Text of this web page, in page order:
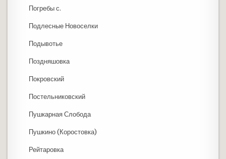
Погребы с.
Подлесные Новоселки
Подывотье
Поздняшовка
Покровский
Постельниковский
Пушкарная Слобода
Пушкино (Коростовка)
Рейтаровка